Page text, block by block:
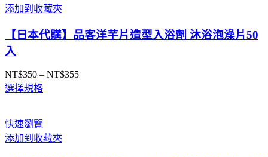
添加到收藏夾
【日本代購】品客洋芋片造型入浴劑 沐浴泡澡片50
入
NT$350 – NT$355價
選擇規格
快速瀏覽
添加到收藏夾